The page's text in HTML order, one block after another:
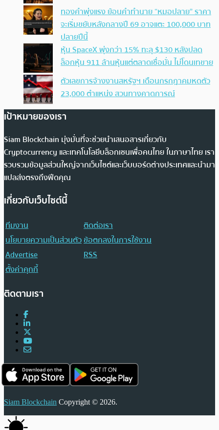
ทองคำพุ่งแรง ย้อนคำทำนาย “หมอปลาย” ราคา
จะเริ่มขยับหลังกลางปี 69 อาจแตะ 100,000 บาท
ปลายปีนี้
หุ้น SpaceX พุ่งกว่า 15% ทะลุ $130 หลังปลด
ล็อกหุ้น 911 ล้านหุ้นแต่ตลาดเชื่อมั่น ไม่โดนเทขาย
ตัวเลขการจ้างงานสหรัฐฯ เดือนกรกฎาคมหดตัว
23,000 ตำแหน่ง สวนทางคาดการณ์
เป้าหมายของเรา
Siam Blockchain มุ่งมั่นที่จะช่วยนำเสนอสารเกี่ยวกับ
Cryptocurrency และเทคโนโลยีบล็อกเชนเพื่อคนไทย ในภาษาไทย เรา
รวบรวมข้อมูลส่วนใหญ่จากเว็บไซต์และเว็บบอร์ดต่างประเทศและนำมา
แปลส่งตรงถึงฟีดคุณ
เกี่ยวกับเว็บไซต์นี้
ทีมงาน
ติดต่อเรา
นโยบายความเป็นส่วนตัวข้อตกลงในการใช้งาน
Advertise
RSS
ตั้งค่าคุกกี้
ติดตามเรา
Siam Blockchain Copyright © 2026.